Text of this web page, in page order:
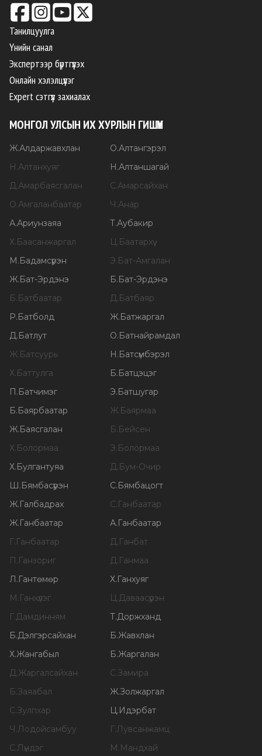
Танилцуулга
Үнийн санал
Экспертээр бүртгүүлэх
Онлайн хэлэлцүүлэг
Expert сэтгүүл захиалах
МОНГОЛ УЛСЫН ИХ ХУРЛЫН ГИШҮҮН
Ж.Алдаржавхлан О.Алтангэрэл
Н.Алтанхуяг Н.Алтаншагай
Д.Амарбаясгалан С.Амарсайхан
О.Амгаланбаатар Ч.Анар
А.Ариунзаяа Т.Аубакир
Х.Баасанжаргал Ц.Баатархүү
М.Бадамсүрэн Э.Бат-Амгалан
Ж.Бат-Эрдэнэ Б.Бат-Эрдэнэ
Б.Батбаатар Д.Батбаяр
Р.Батболд Ж.Батжаргал
Д.Батлут О.Батнайрамдал
Ж.Батсуурь Н.Батсүмбэрэл
Х.Баттулга Б.Батцэцэг
П.Батчимэг Э.Батшугар
Б.Баярбаатар Ж.Баярмаа
Ж.Баясгалан Б.Бейсен
Х.Болормаа Э.Болормаа
Х.Булгантуяа Д.Бум-Очир
Ш.Бямбасүрэн С.Бямбацогт
Ж.Галбадрах С.Ганбаатар
Ж.Ганбаатар А.Ганбаатар
Г.Ганбаатар Д.Ганбат
П.Ганзориг Д.Ганмаа
Л.Гантөмөр Х.Ганхуяг
М.Ганхүлэг Ц.Даваасүрэн
Г.Дамдинням Т.Доржханд
Б.Дэлгэрсайхан Б.Жавхлан
Х.Жангабыл Б.Жаргалан
Д.Жаргалсайхан С.Замира
Б.Заяабал Ж.Золжаргал
С.Зулпхар Ц.Идэрбат
Ч.Лодойсамбуу Г.Лувсанжамц
С.Лүндэг М.Мандхай